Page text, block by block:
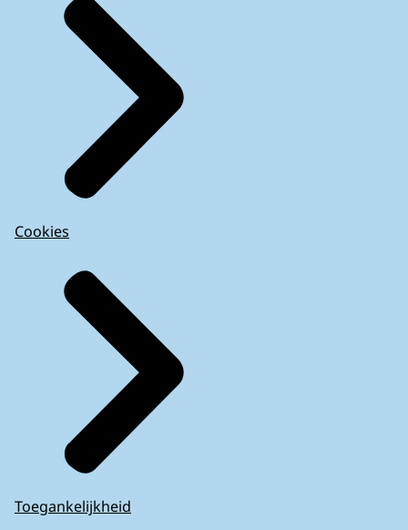
Cookies
Toegankelijkheid